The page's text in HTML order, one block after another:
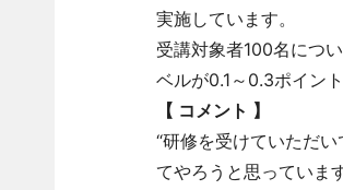
実施しています。
受講対象者100名につ
ベルが0.1～0.3ポイン
【 コメント 】
“研修を受けていただ
てやろうと思っていま